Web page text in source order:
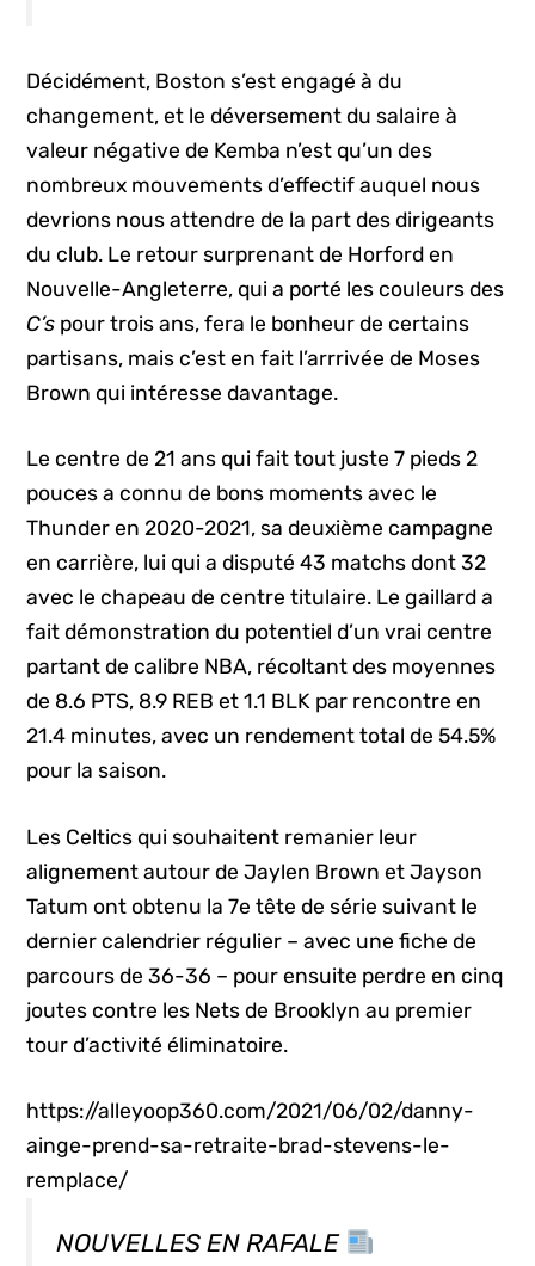
Décidément, Boston s’est engagé à du
changement, et le déversement du salaire à
valeur négative de Kemba n’est qu’un des
nombreux mouvements d’effectif auquel nous
devrions nous attendre de la part des dirigeants
du club. Le retour surprenant de Horford en
Nouvelle-Angleterre, qui a porté les couleurs des
C’s pour trois ans, fera le bonheur de certains
partisans, mais c’est en fait l’arrrivée de Moses
Brown qui intéresse davantage.
Le centre de 21 ans qui fait tout juste 7 pieds 2
pouces a connu de bons moments avec le
Thunder en 2020-2021, sa deuxième campagne
en carrière, lui qui a disputé 43 matchs dont 32
avec le chapeau de centre titulaire. Le gaillard a
fait démonstration du potentiel d’un vrai centre
partant de calibre NBA, récoltant des moyennes
de 8.6 PTS, 8.9 REB et 1.1 BLK par rencontre en
21.4 minutes, avec un rendement total de 54.5%
pour la saison.
Les Celtics qui souhaitent remanier leur
alignement autour de Jaylen Brown et Jayson
Tatum ont obtenu la 7e tête de série suivant le
dernier calendrier régulier – avec une fiche de
parcours de 36-36 – pour ensuite perdre en cinq
joutes contre les Nets de Brooklyn au premier
tour d’activité éliminatoire.
https://alleyoop360.com/2021/06/02/danny-
ainge-prend-sa-retraite-brad-stevens-le-
remplace/
NOUVELLES EN RAFALE